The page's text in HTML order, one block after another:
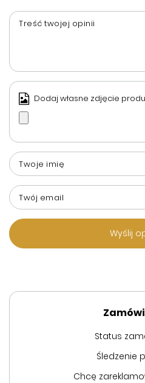
Treść twojej opinii
Dodaj własne zdjęcie
Twoje imię
Twój email
Wyślij
Status
Śledzenie
Chcę